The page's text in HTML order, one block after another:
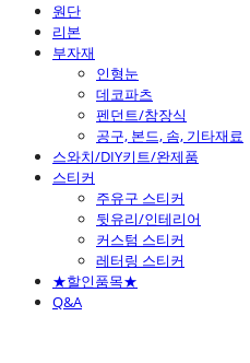
원단
리본
부자재
인형눈
데코파츠
펜던트/참장식
공구, 본드, 솜, 기타재료
스와치/DIY키트/완제품
스티커
주유구 스티커
뒷유리/인테리어
커스텀 스티커
레터링 스티커
★할인품목★
Q&A